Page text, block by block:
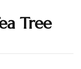
Tree